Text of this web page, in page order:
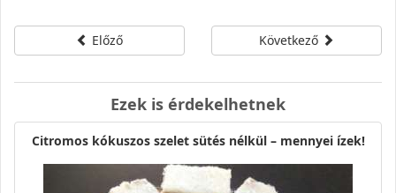
Előző Következő
Ezek is érdekelhetnek
Citromos kókuszos szelet sütés nélkül – mennyei ízek!